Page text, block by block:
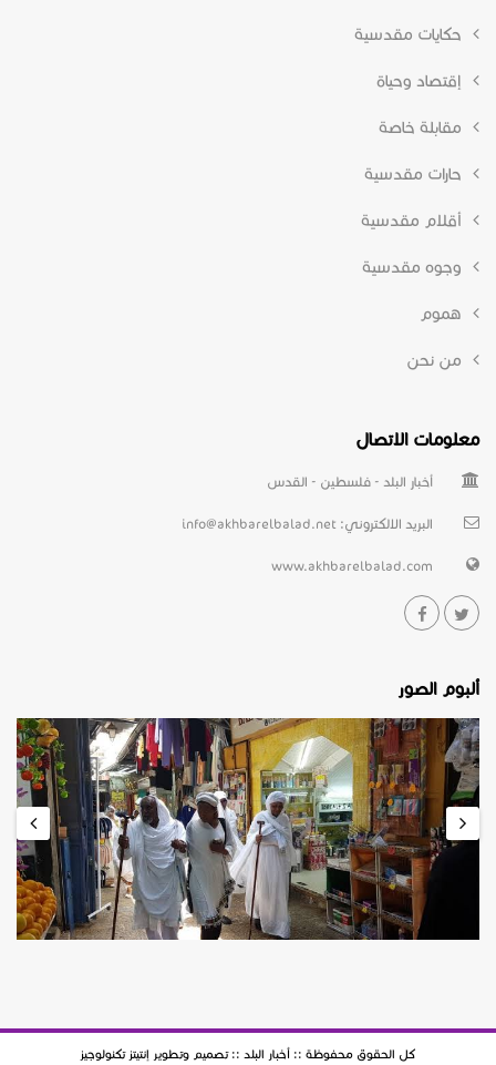
حكايات مقدسية
إقتصاد وحياة
مقابلة خاصة
حارات مقدسية
أقلام مقدسية
وجوه مقدسية
هموم
من نحن
معلومات الاتصال
أخبار البلد - فلسطين - القدس
البريد الالكتروني: info@akhbarelbalad.net
www.akhbarelbalad.com
ألبوم الصور
كل الحقوق محفوظة :: أخبار البلد :: تصميم وتطوير إنتيتز تكنولوجيز